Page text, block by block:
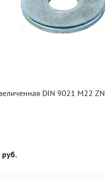
DIN 9021 M22 ZN
руб.